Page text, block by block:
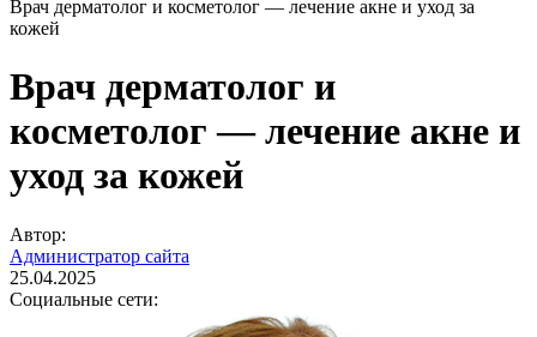
Врач дерматолог и косметолог — лечение акне и уход за
кожей
Врач дерматолог и
косметолог — лечение акне и
уход за кожей
Автор:
Администратор сайта
25.04.2025
Социальные сети: